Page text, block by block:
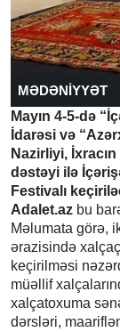
MƏDƏNİYYƏT
Mayın 4-5-də
İdarəsi və
Nazirliyi,
dəstəyi ilə
Festivalı
Adalet.az bu
Məlumata görə,
ərazisində
keçirilməsi
müəllif
xalçatoxuma
dərsləri,